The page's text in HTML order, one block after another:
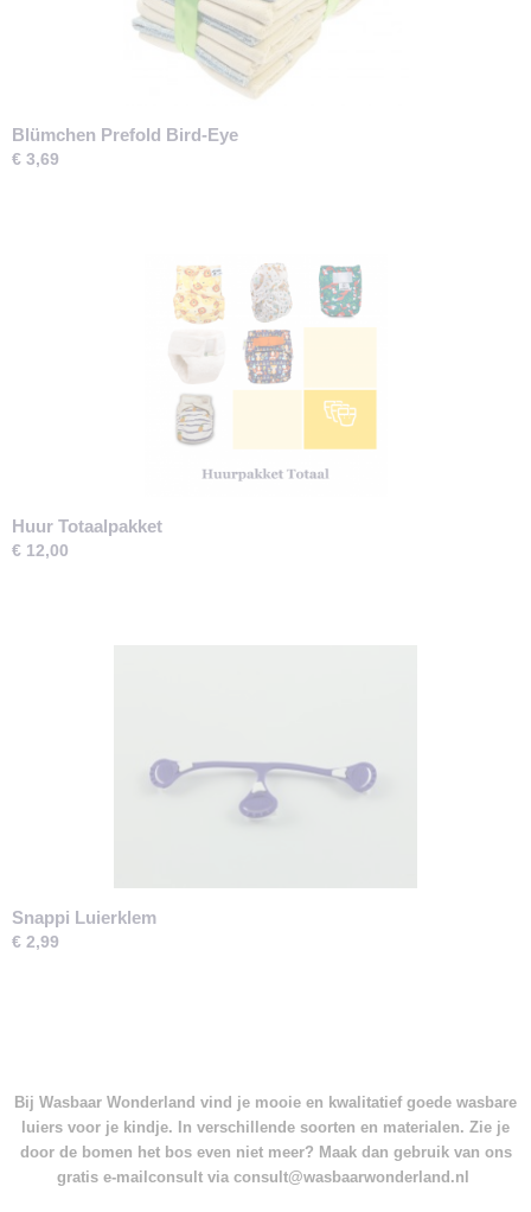
Blümchen Prefold Bird-Eye
€ 3,69
Huur Totaalpakket
€ 12,00
Snappi Luierklem
€ 2,99
Bij Wasbaar Wonderland vind je mooie en kwalitatief goede wasbare
luiers voor je kindje. In verschillende soorten en materialen. Zie je
door de bomen het bos even niet meer? Maak dan gebruik van ons
gratis e-mailconsult via consult@wasbaarwonderland.nl